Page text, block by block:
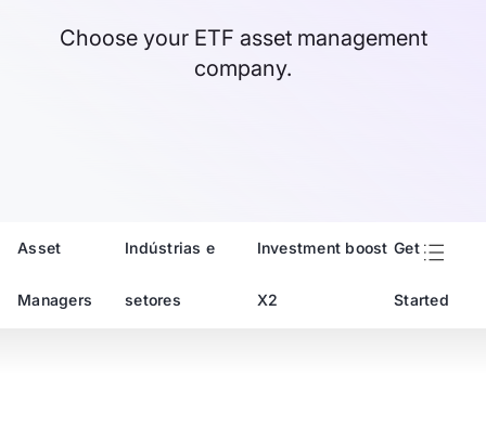
Choose your ETF asset management
company.
Asset
Managers
Indústrias e
setores
Investment boost
X2
Get
Started